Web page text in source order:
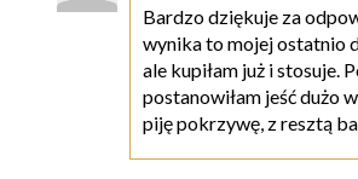
Bardzo dziękuje za
wynika to mojej ostatnio
ale kupiłam już i stosuje.
postanowiłam jeść dużo
piję pokrzywę, z resztą